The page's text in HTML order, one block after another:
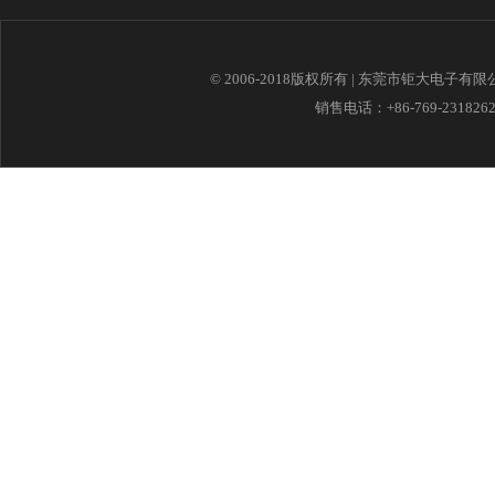
© 2006-2018版权所有 | 东莞市钜大电子有
销售电话：+86-769-